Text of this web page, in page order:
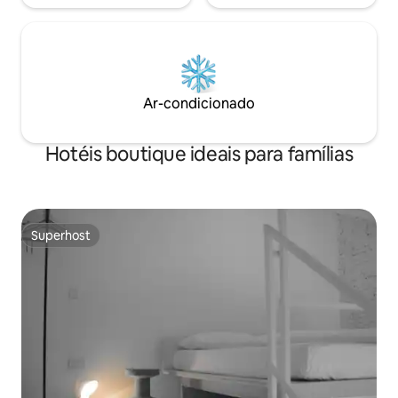
Ar-condicionado
Hotéis boutique ideais para famílias
Superhost
Superhost